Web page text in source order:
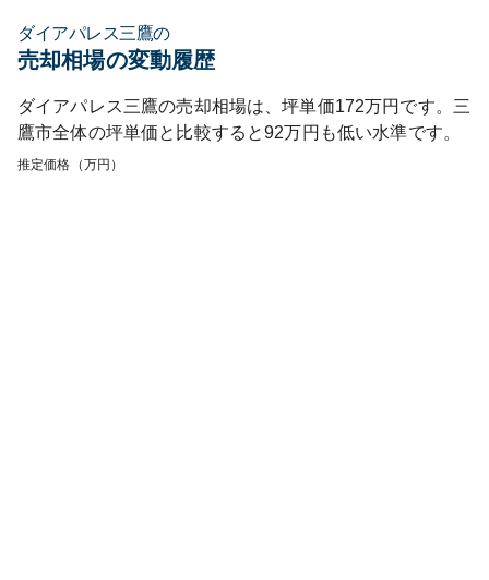
ダイアパレス三鷹の
売却相場の変動履歴
ダイアパレス三鷹の売却相場は、坪単価172万円です。 三
鷹市全体の坪単価と比較すると92万円も低い水準です。
推定価格（万円）